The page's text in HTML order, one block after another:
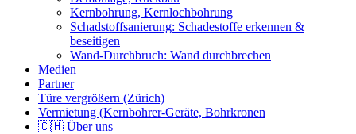
Kernbohrung, Kernlochbohrung
Schadstoffsanierung: Schadestoffe erkennen &
beseitigen
Wand-Durchbruch: Wand durchbrechen
Medien
Partner
Türe vergrößern (Zürich)
Vermietung (Kernbohrer-Geräte, Bohrkronen
🇨🇭 Über uns